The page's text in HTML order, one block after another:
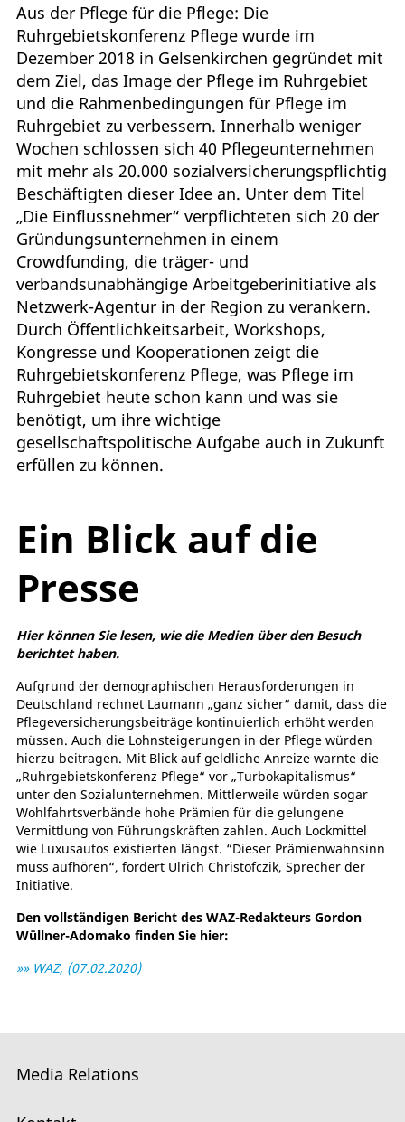
Aus der Pflege für die Pflege: Die
Ruhrgebietskonferenz Pflege wurde im
Dezember 2018 in Gelsenkirchen gegründet mit
dem Ziel, das Image der Pflege im Ruhrgebiet
und die Rahmenbedingungen für Pflege im
Ruhrgebiet zu verbessern. Innerhalb weniger
Wochen schlossen sich 40 Pflegeunternehmen
mit mehr als 20.000 sozialversicherungspflichtig
Beschäftigten dieser Idee an. Unter dem Titel
„Die Einflussnehmer“ verpflichteten sich 20 der
Gründungsunternehmen in einem
Crowdfunding, die träger- und
verbandsunabhängige Arbeitgeberinitiative als
Netzwerk-Agentur in der Region zu verankern.
Durch Öffentlichkeitsarbeit, Workshops,
Kongresse und Kooperationen zeigt die
Ruhrgebietskonferenz Pflege, was Pflege im
Ruhrgebiet heute schon kann und was sie
benötigt, um ihre wichtige
gesellschaftspolitische Aufgabe auch in Zukunft
erfüllen zu können.
Ein Blick auf die
Presse
Hier können Sie lesen, wie die Medien über den Besuch
berichtet haben.
Aufgrund der demographischen Herausforderungen in
Deutschland rechnet Laumann „ganz sicher“ damit, dass die
Pflegeversicherungsbeiträge kontinuierlich erhöht werden
müssen. Auch die Lohnsteigerungen in der Pflege würden
hierzu beitragen. Mit Blick auf geldliche Anreize warnte die
„Ruhrgebietskonferenz Pflege“ vor „Turbokapitalismus“
unter den Sozialunternehmen. Mittlerweile würden sogar
Wohlfahrtsverbände hohe Prämien für die gelungene
Vermittlung von Führungskräften zahlen. Auch Lockmittel
wie Luxusautos existierten längst. “Dieser Prämienwahnsinn
muss aufhören“, fordert Ulrich Christofczik, Sprecher der
Initiative.
Den vollständigen Bericht des WAZ-Redakteurs Gordon
Wüllner-Adomako finden Sie hier:
»» WAZ, (07.02.2020)
Media Relations